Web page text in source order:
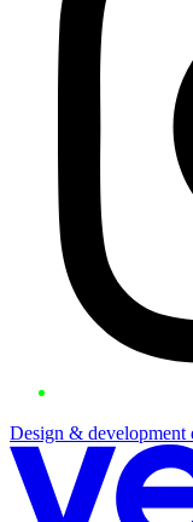
Design & development